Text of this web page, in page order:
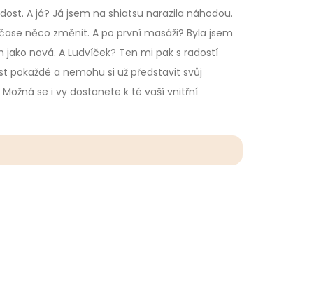
A já? Já jsem na shiatsu narazila náhodou.
něco změnit. A po první masáži? Byla jsem
nová. A Ludvíček? Ten mi pak s radostí
pokaždé a nemohu si už představit svůj
se i vy dostanete k té vaší vnitřní